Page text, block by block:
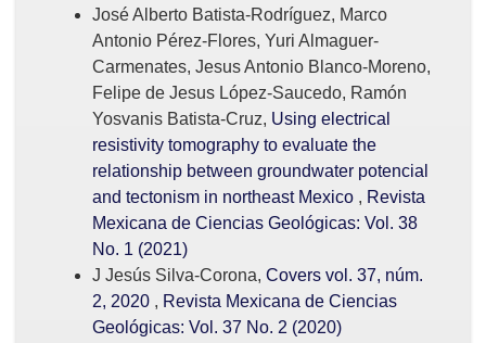
José Alberto Batista-Rodríguez, Marco
Antonio Pérez-Flores, Yuri Almaguer-
Carmenates, Jesus Antonio Blanco-Moreno,
Felipe de Jesus López-Saucedo, Ramón
Yosvanis Batista-Cruz, Using electrical
resistivity tomography to evaluate the
relationship between groundwater potencial
and tectonism in northeast Mexico , Revista
Mexicana de Ciencias Geológicas: Vol. 38
No. 1 (2021)
J Jesús Silva-Corona, Covers vol. 37, núm.
2, 2020 , Revista Mexicana de Ciencias
Geológicas: Vol. 37 No. 2 (2020)